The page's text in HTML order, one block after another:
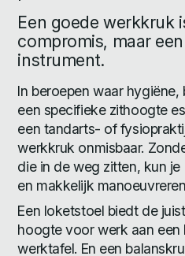
Een goede werkkruk
compromis, maar
instrument.
In beroepen waar
een specifieke zithoogte
een tandarts- of
werkkruk onmisbaar.
die in de weg zitten, kun
en makkelijk
Een loketstoel biedt de
hoogte voor werk aan een
werktafel. En een